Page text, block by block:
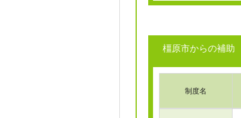
橿原市からの補助
制度名